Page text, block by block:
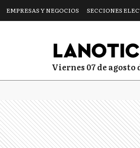
EMPRESAS Y NEGOCIOS SECCIONES
viernes 07 de agosto